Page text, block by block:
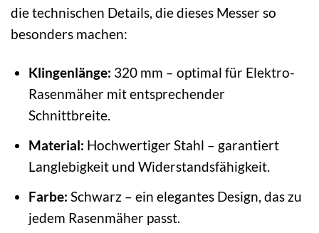
die technischen Details, die dieses Messer so
besonders machen:
Klingenlänge: 320 mm – optimal für Elektro-
Rasenmäher mit entsprechender
Schnittbreite.
Material: Hochwertiger Stahl – garantiert
Langlebigkeit und Widerstandsfähigkeit.
Farbe: Schwarz – ein elegantes Design, das zu
jedem Rasenmäher passt.